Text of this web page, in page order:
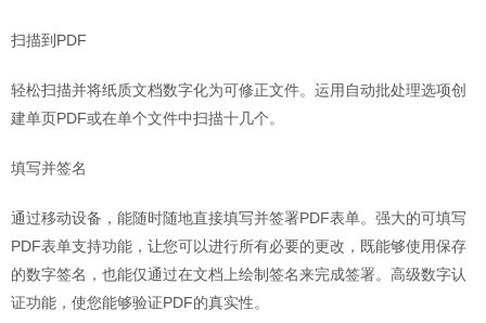
扫描到PDF
轻松扫描并将纸质文档数字化为可修正文件。运用自动批处理选项创
建单页PDF或在单个文件中扫描十几个。
填写并签名
通过移动设备，能随时随地直接填写并签署PDF表单。强大的可填写
PDF表单支持功能，让您可以进行所有必要的更改，既能够使用保存
的数字签名，也能仅通过在文档上绘制签名来完成签署。高级数字认
证功能，使您能够验证PDF的真实性。